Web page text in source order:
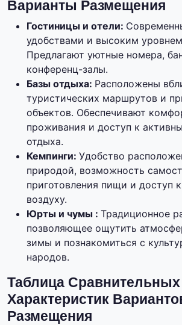
Варианты Размещения
Гостиницы и отели:
удобствами и высоким
Предлагают уютные номера,
конференц-залы.
Базы отдыха: Расположены
туристических маршрутов и
объектов. Обеспечивают
проживания и доступ к
отдыха.
Кемпинги: Удобство
природой, возможность
приготовления пищи и доступ
воздуху.
Юрты и чумы : Традиционное
позволяющее ощутить
зимы и познакомиться с
народов.
Таблица Сравнительных
Характеристик
Размещения